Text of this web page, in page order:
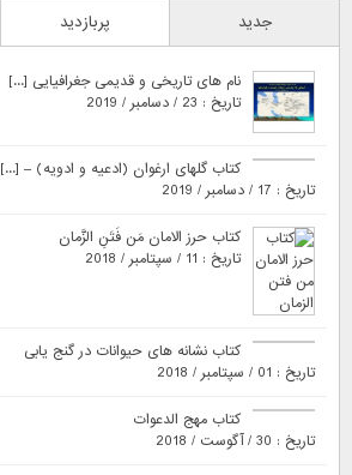
جدید پربازدید
نام های تاریخی و قدیمی جغرافیایی [...]
تاریخ : 23 / دسامبر / 2019
کتاب گلهای ارغوان (ادعیه و ادویه) – [...]
تاریخ : 17 / دسامبر / 2019
کتاب حرز الامان مَن فَتَنِ الزَّمان
تاریخ : 11 / سپتامبر / 2018
کتاب نشانه های حیوانات در گنج یابی
تاریخ : 01 / سپتامبر / 2018
کتاب مهج الدعوات
تاریخ : 30 / آگوست / 2018